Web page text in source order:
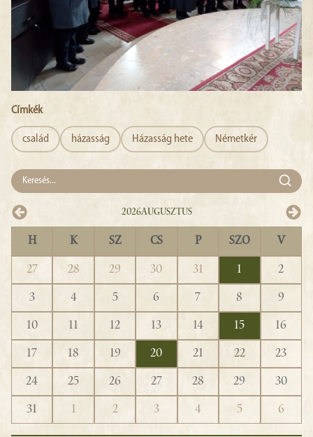
Címkék
család házasság Házasság hete Németkér
2026Augusztus
H K SZ CS P SZO V
27 28 29 30 31 1
2
3
4 5 6 7 8
9
10
11 12 13 14 15
16
17
18 19 20 21 22
23
24
25 26 27 28 29
30
31
1 2 3 4 5 6